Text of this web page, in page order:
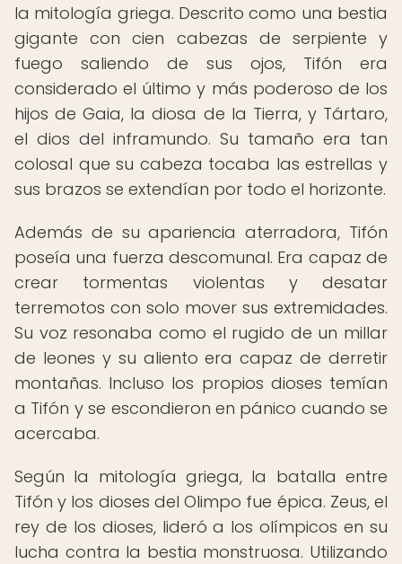
la mitología griega. Descrito como una bestia
gigante con cien cabezas de serpiente y
fuego saliendo de sus ojos, Tifón era
considerado el último y más poderoso de los
hijos de Gaia, la diosa de la Tierra, y Tártaro,
el dios del inframundo. Su tamaño era tan
colosal que su cabeza tocaba las estrellas y
sus brazos se extendían por todo el horizonte.
Además de su apariencia aterradora, Tifón
poseía una fuerza descomunal. Era capaz de
crear tormentas violentas y desatar
terremotos con solo mover sus extremidades.
Su voz resonaba como el rugido de un millar
de leones y su aliento era capaz de derretir
montañas. Incluso los propios dioses temían
a Tifón y se escondieron en pánico cuando se
acercaba.
Según la mitología griega, la batalla entre
Tifón y los dioses del Olimpo fue épica. Zeus, el
rey de los dioses, lideró a los olímpicos en su
lucha contra la bestia monstruosa. Utilizando